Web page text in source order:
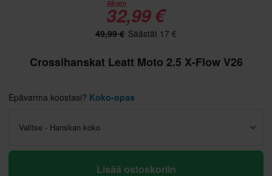
Alkaen
32,99 €
49,99 € Säästät 17 €
Crossihanskat Leatt Moto 2.5 X-Flow V26
Epävarma koostasi? Koko-opas
Valitse - Hanskan koko
Lisää ostoskoriin